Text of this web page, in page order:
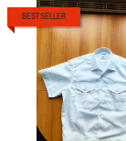
BESTSELLER